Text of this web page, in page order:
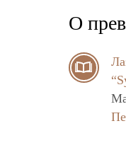
здесь
О